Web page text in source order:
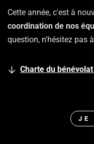
Cette année, c'est à
coordination de nos
question, n'hésitez pas à
Charte du
JE